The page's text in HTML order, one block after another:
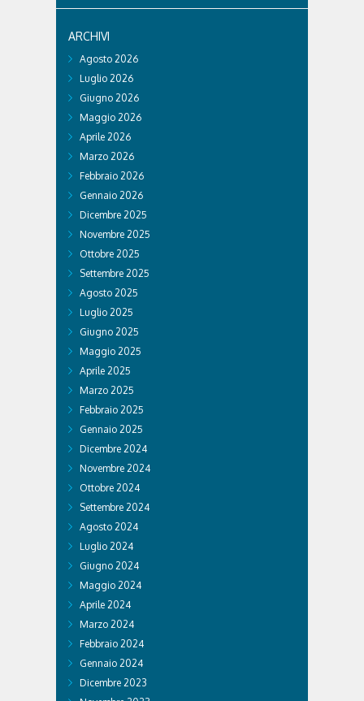
ARCHIVI
Agosto 2026
Luglio 2026
Giugno 2026
Maggio 2026
Aprile 2026
Marzo 2026
Febbraio 2026
Gennaio 2026
Dicembre 2025
Novembre 2025
Ottobre 2025
Settembre 2025
Agosto 2025
Luglio 2025
Giugno 2025
Maggio 2025
Aprile 2025
Marzo 2025
Febbraio 2025
Gennaio 2025
Dicembre 2024
Novembre 2024
Ottobre 2024
Settembre 2024
Agosto 2024
Luglio 2024
Giugno 2024
Maggio 2024
Aprile 2024
Marzo 2024
Febbraio 2024
Gennaio 2024
Dicembre 2023